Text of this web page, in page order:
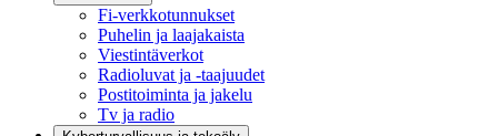
Fi-verkkotunnukset
Puhelin ja laajakaista
Viestintäverkot
Radioluvat ja -taajuudet
Postitoiminta ja jakelu
Tv ja radio